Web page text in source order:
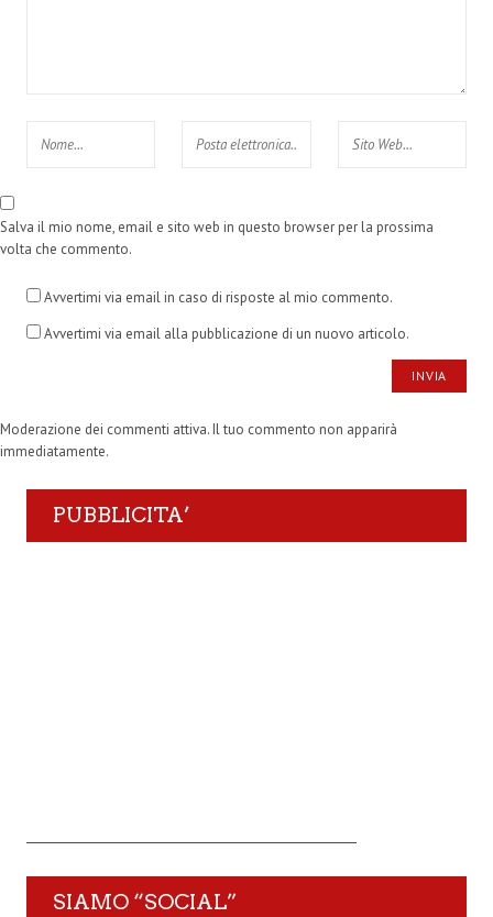
Salva il mio nome, email e sito web in questo browser per la prossima
volta che commento.
Avvertimi via email in caso di risposte al mio commento.
Avvertimi via email alla pubblicazione di un nuovo articolo.
Moderazione dei commenti attiva. Il tuo commento non apparirà
immediatamente.
PUBBLICITA’
SIAMO “SOCIAL”